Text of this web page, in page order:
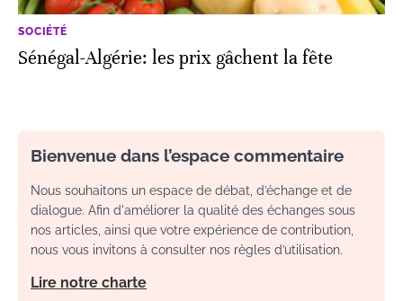
SOCIÉTÉ
Sénégal-Algérie: les prix gâchent la fête
Bienvenue dans l’espace commentaire
Nous souhaitons un espace de débat, d’échange et de
dialogue. Afin d'améliorer la qualité des échanges sous
nos articles, ainsi que votre expérience de contribution,
nous vous invitons à consulter nos règles d’utilisation.
Lire notre charte